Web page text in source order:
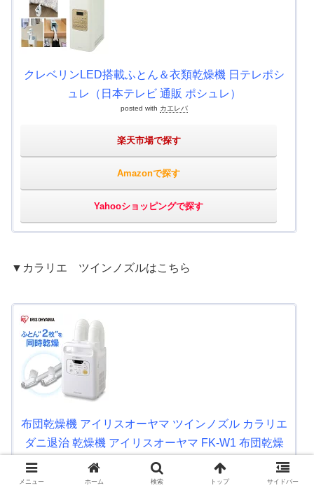
クレベリンLED搭載ふとん＆衣類乾燥機 日テレポシ
ュレ（日本テレビ 通販 ポシュレ）
posted with カエレバ
楽天市場で探す
Amazonで探す
Yahooショッピングで探す
▼カラリエ ツインノズルはこちら
布団乾燥機 アイリスオーヤマ ツインノズル カラリエ
ダニ退治 乾燥機 アイリスオーヤマ FK-W1 布団乾燥
機 アイリス ツインノズル 布団 乾燥 乾燥機 衣類乾燥
機 湿気 ダニ カビ 靴乾燥 マット不要 湿気対策 季節家
メニュー ホーム 検索 トップ サイドバー